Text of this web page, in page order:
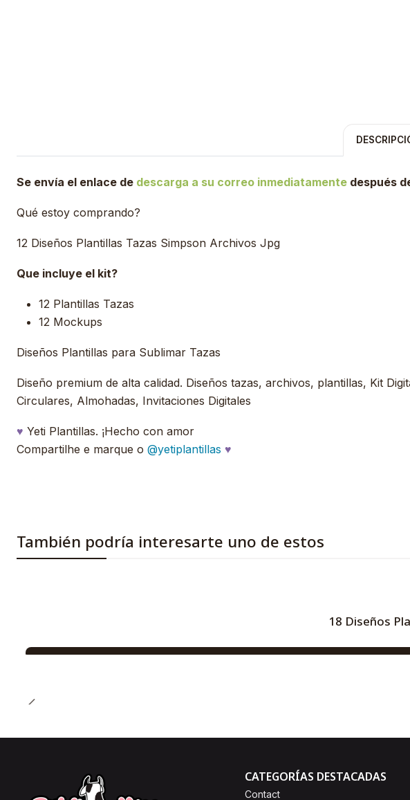
Se envía el enlace de descarga a su correo inmediatamente después
Qué estoy comprando?
12 Diseños Plantillas Tazas Simpson Archivos Jpg
Que incluye el kit?
12 Plantillas Tazas
12 Mockups
Diseños Plantillas para Sublimar Tazas
Diseño premium de alta calidad. Diseños tazas, archivos, plantillas, Kit
Circulares, Almohadas, Invitaciones Digitales
♥ Yeti Plantillas. ¡Hecho con amor
Compartilhe e marque o @yetiplantillas ♥
También podría interesarte uno de estos
18 Diseños
CATEGORÍAS DESTACADAS
Contact